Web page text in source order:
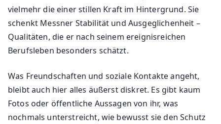
vielmehr die einer stillen Kraft im Hintergrund. Sie
schenkt Messner Stabilität und Ausgeglichenheit –
Qualitäten, die er nach seinem ereignisreichen
Berufsleben besonders schätzt.
Was Freundschaften und soziale Kontakte angeht,
bleibt auch hier alles äußerst diskret. Es gibt kaum
Fotos oder öffentliche Aussagen von ihr, was
nochmals unterstreicht, wie bewusst sie den Schutz